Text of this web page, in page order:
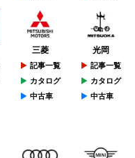
三菱
記事一覧
カタログ
中古車
光岡
記事一覧
カタログ
中古車